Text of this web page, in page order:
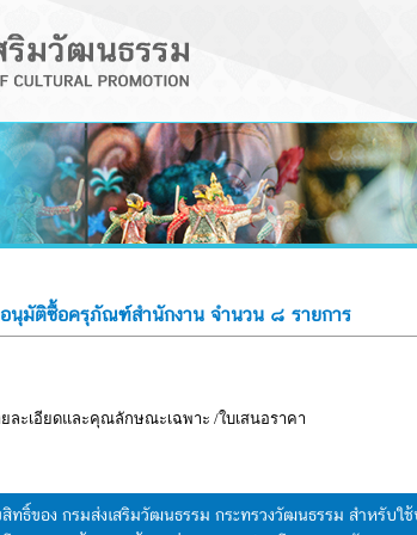
นุมัติซื้อครุภัณฑ์สำนักงาน จำนวน ๘ รายการ
ะเอียดและคุณลักษณะเฉพาะ /ใบเสนอราคา
ทธิ์ของ กรมส่งเสริมวัฒนธรรม กระทรวงวัฒนธรรม สำหรับใ